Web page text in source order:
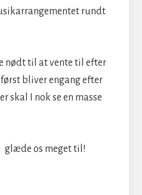
rundt
nødt til at vente til efter
bliver engang efter
skal I nok se en masse
glæde os meget til!